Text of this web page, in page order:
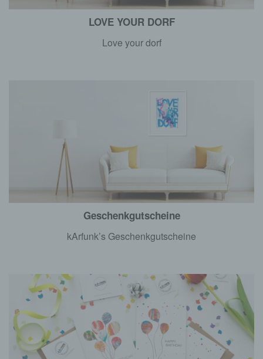
LOVE YOUR DORF
Love your dorf
Geschenkgutscheine
kArfunk’s Geschenkgutscheine